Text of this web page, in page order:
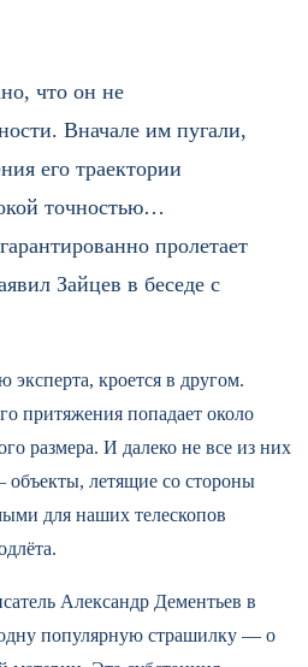
что он не
Вначале им пугали,
его траектории
точностью…
пролетает
Зайцев в беседе с
эксперта, кроется в другом.
притяжения попадает около
размера. И далеко не все из них
объекты, летящие со стороны
для наших телескопов
Александр Дементьев в
популярную страшилку — о